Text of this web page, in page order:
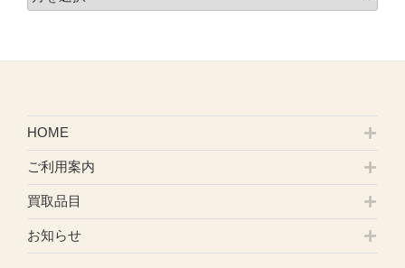
HOME
ご利用案内
買取品目
お知らせ